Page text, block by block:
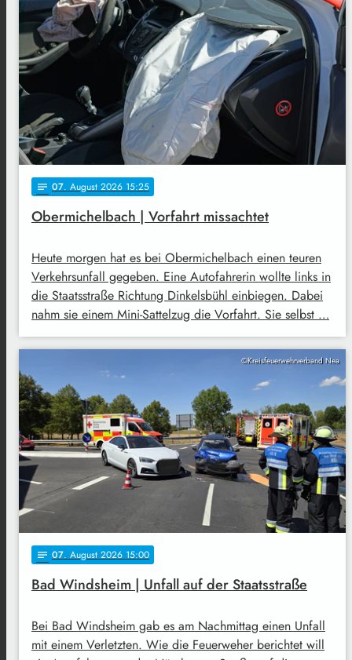
notes 07. August 2026 15:25
Obermichelbach | Vorfahrt missachtet
Heute morgen hat es bei Obermichelbach einen teuren
Verkehrsunfall gegeben. Eine Autofahrerin wollte links in
die Staatsstraße Richtung Dinkelsbühl einbiegen. Dabei
nahm sie einem Mini-Sattelzug die Vorfahrt. Sie selbst …
©Kreisfeuerwehrverband Nea
notes 07. August 2026 15:00
Bad Windsheim | Unfall auf der Staatsstraße
Bei Bad Windsheim gab es am Nachmittag einen Unfall
mit einem Verletzten. Wie die Feuerweher berichtet will